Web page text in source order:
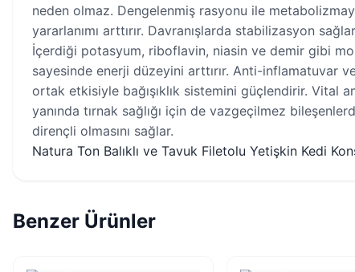
neden olmaz. Dengelenmiş rasyonu ile
yararlanımı arttırır. Davranışlarda stabilizasyon
İçerdiği potasyum, riboflavin, niasin ve demir gibi
sayesinde enerji düzeyini arttırır. Anti-inflamatuvar
ortak etkisiyle bağışıklık sistemini güçlendirir. Vital
yanında tırnak sağlığı için de vazgeçilmez
dirençli olmasını sağlar.
Natura Ton Balıklı ve Tavuk Filetolu Yetişkin Kedi
Benzer Ürünler